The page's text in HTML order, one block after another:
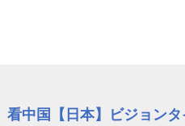
看中国【日本】ビジョン